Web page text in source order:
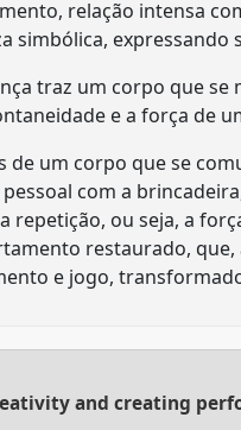
relação intensa
simbólica, expressando
traz um corpo que
e a força de
de um corpo que se
com a
repetição, ou seja, a
restaurado, que,
e jogo,
and creating